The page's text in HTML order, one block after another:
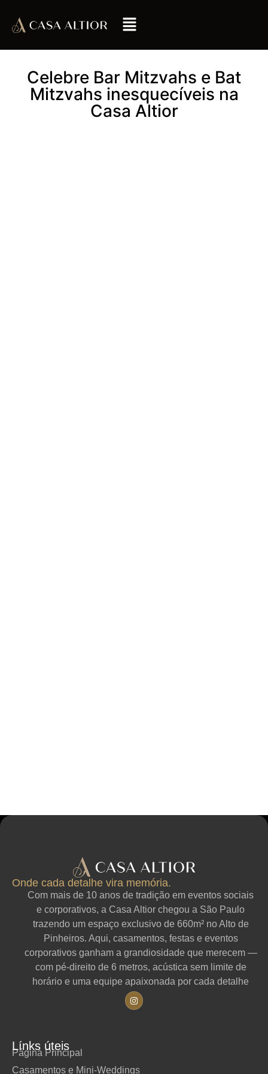
Celebre Bar Mitzvahs e Bat
Mitzvahs inesquecíveis na
Casa Altior
Onde cada detalhe vira memória.
Com mais de 10 anos de tradição em eventos sociais
e corporativos, a Casa Altior chegou a São Paulo
trazendo um espaço exclusivo de 660m² no Alto de
Pinheiros. Aqui, casamentos, festas e eventos
corporativos ganham a grandiosidade que merecem —
com pé-direito de 6 metros, acústica sem limite de
horário e uma equipe apaixonada por cada detalhe
Línks úteis
Página Principal
Casamentos e Mini-Weddings